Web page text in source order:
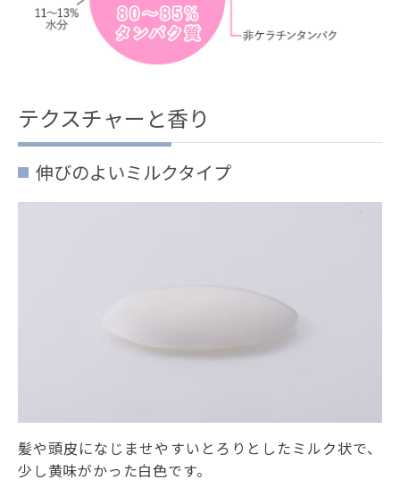
テクスチャーと香り
伸びのよいミルクタイプ
髪や頭皮になじませやすいとろりとしたミルク状で、
少し黄味がかった白色です。